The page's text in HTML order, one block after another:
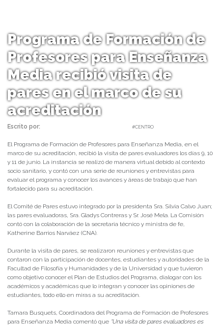
Programa de Formación de
Profesores para Enseñanza
Media recibió visita de
pares en el marco de su
acreditación
Escrito por: #CENTRO
El Programa de Formación de Profesores para Enseñanza Media, en el
marco de su acreditación, recibió la visita de pares evaluadores los días 9, 10
y 11 de junio. La instancia se realizó de manera virtual debido al contexto
socio sanitario, y contó con una serie de reuniones y entrevistas para
evaluar el programa y conocer los avances y áreas de trabajo que han
fortalecido para su acreditación.
El Comité de Pares estuvo integrado por la presidenta Sra. Silvia Calvo Juan;
las pares evaluadoras, Sra. Gladys Contreras y Sr. José Mela. La Comisión
contó con la colaboración de la secretaria técnico y ministra de fe,
Katherine Barrios Narváez (CNA).
Durante la visita de pares, se realizaron reuniones y entrevistas que
contaron con la participación de docentes, estudiantes y autoridades de la
Facultad de Filosofía y Humanidades y de la Universidad y que tuvieron
como objetivo conocer el Plan de Estudios del Programa, dialogar con los
académicos y académicas que lo integran y conocer las opiniones de
estudiantes, todo ello en miras a su acreditación.
Tamara Busquets, Coordinadora del Programa de Formación de Profesores
para Enseñanza Media comentó que “Una visita de pares evaluadores es